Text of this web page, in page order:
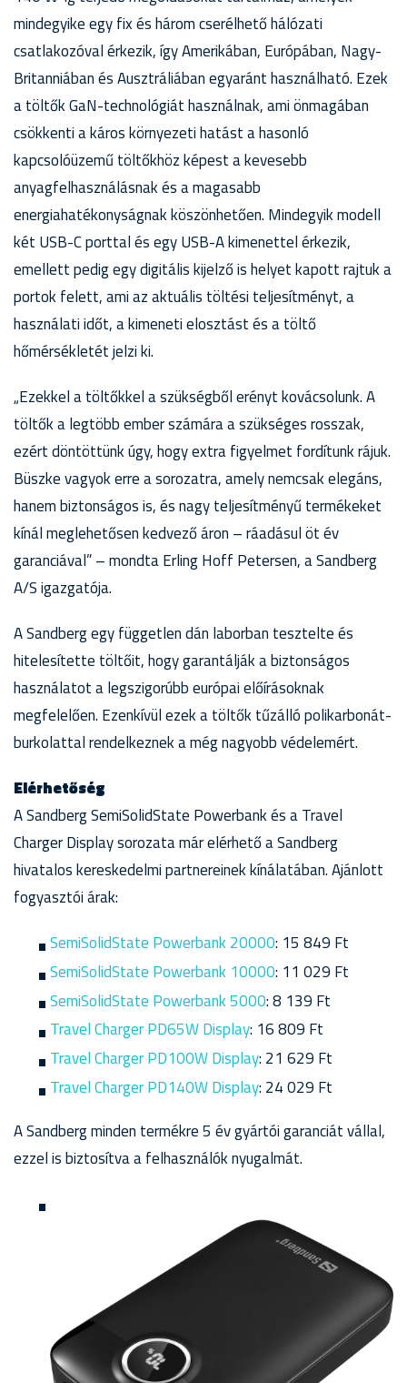
mindegyike egy fix és három cserélhető hálózati
csatlakozóval érkezik, így Amerikában, Európában, Nagy-
Britanniában és Ausztráliában egyaránt használható. Ezek
a töltők GaN-technológiát használnak, ami önmagában
csökkenti a káros környezeti hatást a hasonló
kapcsolóüzemű töltőkhöz képest a kevesebb
anyagfelhasználásnak és a magasabb
energiahatékonyságnak köszönhetően. Mindegyik modell
két USB-C porttal és egy USB-A kimenettel érkezik,
emellett pedig egy digitális kijelző is helyet kapott rajtuk a
portok felett, ami az aktuális töltési teljesítményt, a
használati időt, a kimeneti elosztást és a töltő
hőmérsékletét jelzi ki.
„Ezekkel a töltőkkel a szükségből erényt kovácsolunk. A
töltők a legtöbb ember számára a szükséges rosszak,
ezért döntöttünk úgy, hogy extra figyelmet fordítunk rájuk.
Büszke vagyok erre a sorozatra, amely nemcsak elegáns,
hanem biztonságos is, és nagy teljesítményű termékeket
kínál meglehetősen kedvező áron – ráadásul öt év
garanciával” – mondta Erling Hoff Petersen, a Sandberg
A/S igazgatója.
A Sandberg egy független dán laborban tesztelte és
hitelesítette töltőit, hogy garantálják a biztonságos
használatot a legszigorúbb európai előírásoknak
megfelelően. Ezenkívül ezek a töltők tűzálló polikarbonát-
burkolattal rendelkeznek a még nagyobb védelemért.
Elérhetőség
A Sandberg SemiSolidState Powerbank és a Travel
Charger Display sorozata már elérhető a Sandberg
hivatalos kereskedelmi partnereinek kínálatában. Ajánlott
fogyasztói árak:
SemiSolidState Powerbank 20000: 15 849 Ft
SemiSolidState Powerbank 10000: 11 029 Ft
SemiSolidState Powerbank 5000: 8 139 Ft
Travel Charger PD65W Display: 16 809 Ft
Travel Charger PD100W Display: 21 629 Ft
Travel Charger PD140W Display: 24 029 Ft
A Sandberg minden termékre 5 év gyártói garanciát vállal,
ezzel is biztosítva a felhasználók nyugalmát.